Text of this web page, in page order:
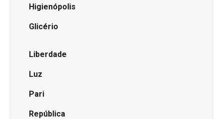
Higienópolis
Glicério
Liberdade
Luz
Pari
República